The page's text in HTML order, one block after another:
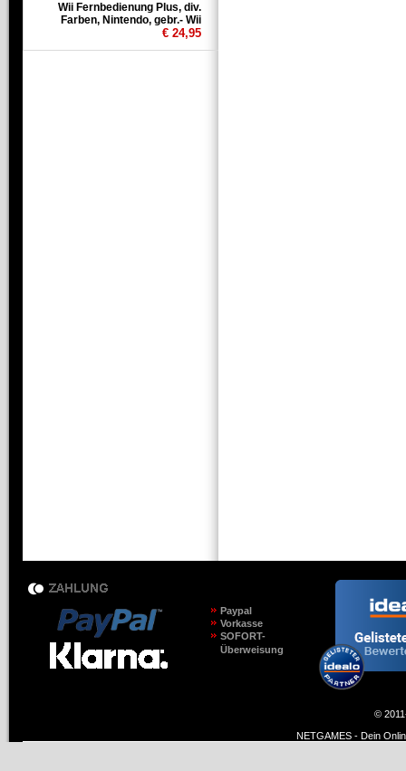
Wii Fernbedienung Plus, div.
Farben, Nintendo, gebr.- Wii
€ 24,95
Paypal
Vorkasse
SOFORT-
Überweisung
©
NETGAMES - Dein